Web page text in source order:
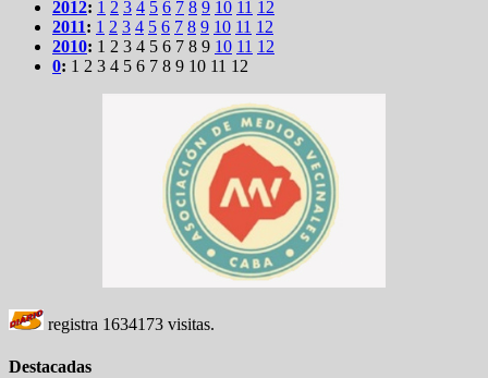
2012: 1 2 3 4 5 6 7 8 9 10 11 12
2011: 1 2 3 4 5 6 7 8 9 10 11 12
2010: 1 2 3 4 5 6 7 8 9 10 11 12
0: 1 2 3 4 5 6 7 8 9 10 11 12
registra 1634173 visitas.
Destacadas